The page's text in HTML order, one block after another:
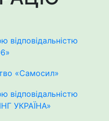
відповідальністю
«Самосил»
відповідальністю
УКРАЇНА»